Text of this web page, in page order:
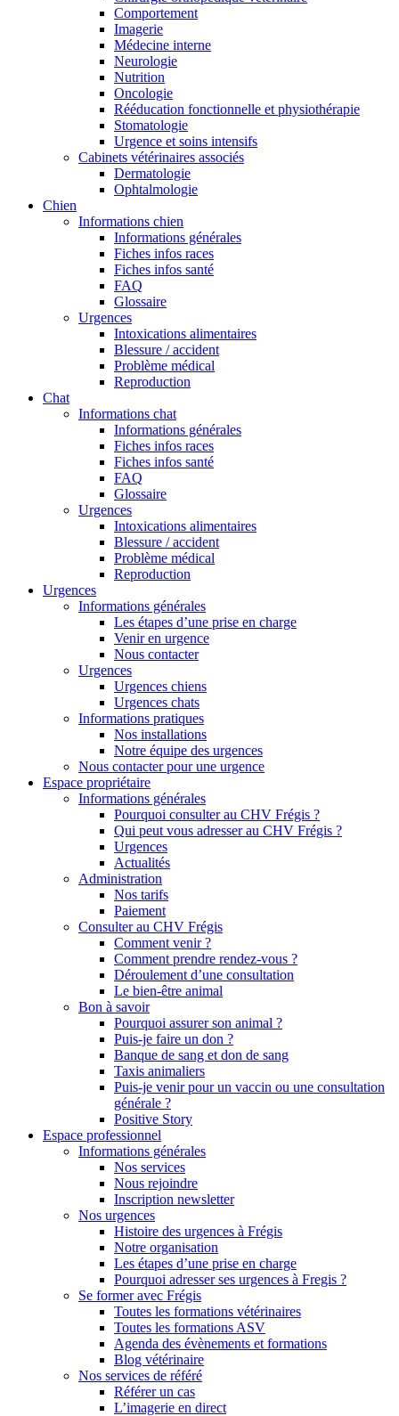
Comportement
Imagerie
Médecine interne
Neurologie
Nutrition
Oncologie
Rééducation fonctionnelle et physiothérapie
Stomatologie
Urgence et soins intensifs
Cabinets vétérinaires associés
Dermatologie
Ophtalmologie
Chien
Informations chien
Informations générales
Fiches infos races
Fiches infos santé
FAQ
Glossaire
Urgences
Intoxications alimentaires
Blessure / accident
Problème médical
Reproduction
Chat
Informations chat
Informations générales
Fiches infos races
Fiches infos santé
FAQ
Glossaire
Urgences
Intoxications alimentaires
Blessure / accident
Problème médical
Reproduction
Urgences
Informations générales
Les étapes d’une prise en charge
Venir en urgence
Nous contacter
Urgences
Urgences chiens
Urgences chats
Informations pratiques
Nos installations
Notre équipe des urgences
Nous contacter pour une urgence
Espace propriétaire
Informations générales
Pourquoi consulter au CHV Frégis ?
Qui peut vous adresser au CHV Frégis ?
Urgences
Actualités
Administration
Nos tarifs
Paiement
Consulter au CHV Frégis
Comment venir ?
Comment prendre rendez-vous ?
Déroulement d’une consultation
Le bien-être animal
Bon à savoir
Pourquoi assurer son animal ?
Puis-je faire un don ?
Banque de sang et don de sang
Taxis animaliers
Puis-je venir pour un vaccin ou une consultation
générale ?
Positive Story
Espace professionnel
Informations générales
Nos services
Nous rejoindre
Inscription newsletter
Nos urgences
Histoire des urgences à Frégis
Notre organisation
Les étapes d’une prise en charge
Pourquoi adresser ses urgences à Fregis ?
Se former avec Frégis
Toutes les formations vétérinaires
Toutes les formations ASV
Agenda des évènements et formations
Blog vétérinaire
Nos services de référé
Référer un cas
L’imagerie en direct